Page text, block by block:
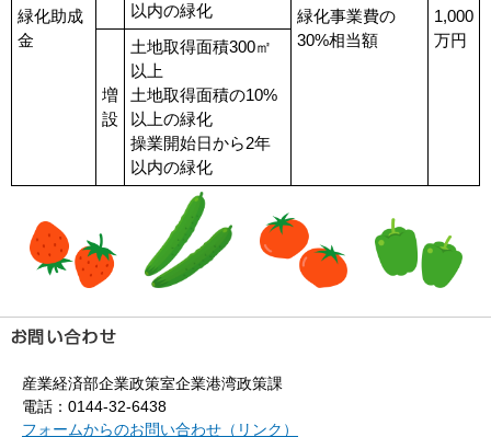
緑化助成
金
以内の緑化
緑化事業費の
30%相当額
1,000
万円
増
設
土地取得面積300㎡
以上
土地取得面積の10%
以上の緑化
操業開始日から2年
以内の緑化
産業経済部企業政策室企業港湾政策課
電話：0144-32-6438
フォームからのお問い合わせ（リンク）